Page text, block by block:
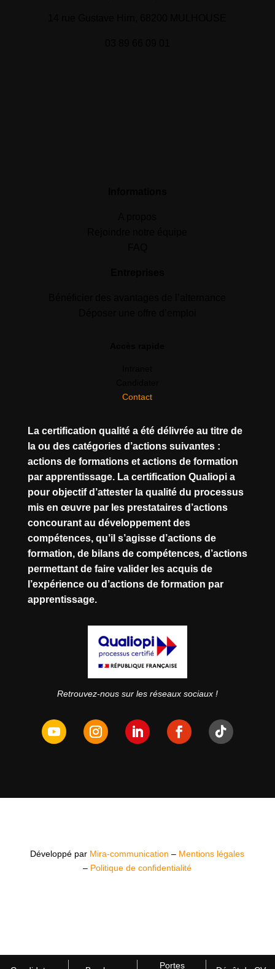
Portes
Contact
La certification qualité a été délivrée au titre de
la ou des catégories d’actions suivantes :
actions de formations et actions de formation
par apprentissage. La certification Qualiopi a
pour objectif d’attester la qualité du processus
mis en œuvre par les prestataires d’actions
concourant au développement des
compétences, qu’il s’agisse d’actions de
formation, de bilans de compétences, d’actions
permettant de faire valider les acquis de
l’expérience ou d’actions de formation par
apprentissage.
Retrouvez-nous sur les réseaux sociaux !
Développé par Mira-communication – Mentions légales
– Politique de confidentialité